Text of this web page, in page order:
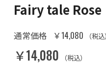
Fairy tale Rose
通常価格 ￥14,080 （税込）
￥14,080 （税込）